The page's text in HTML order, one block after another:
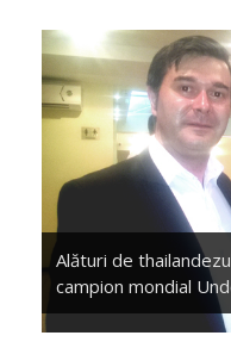
Alături de
campion mondial